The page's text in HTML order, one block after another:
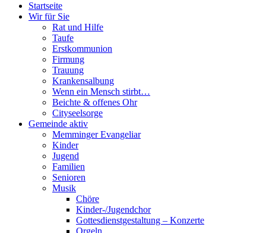
Startseite
Wir für Sie
Rat und Hilfe
Taufe
Erstkommunion
Firmung
Trauung
Krankensalbung
Wenn ein Mensch stirbt…
Beichte & offenes Ohr
Cityseelsorge
Gemeinde aktiv
Memminger Evangeliar
Kinder
Jugend
Familien
Senioren
Musik
Chöre
Kinder-/Jugendchor
Gottesdienstgestaltung – Konzerte
Orgeln